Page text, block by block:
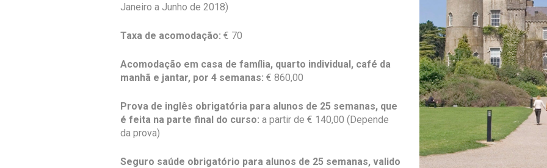
Janeiro a Junho de 2018)
Taxa de acomodação: € 70
Acomodação em casa de família, quarto individual, café da
manhã e jantar, por 4 semanas: € 860,00
Prova de inglês obrigatória para alunos de 25 semanas, que
é feita na parte final do curso: a partir de € 140,00 (Depende
da prova)
Seguro saúde obrigatório para alunos de 25 semanas, valido